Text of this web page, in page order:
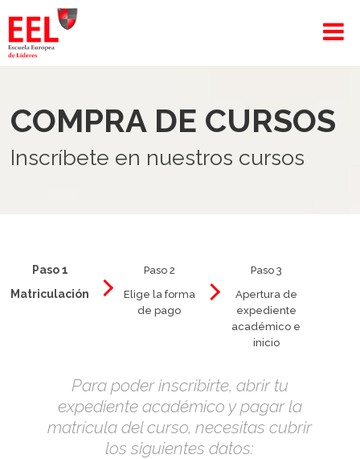
COMPRA DE CURSOS
Inscríbete en nuestros cursos
Paso 1
Matriculación
Paso 2
Elige la forma
de pago
Paso 3
Apertura de
expediente
académico e
inicio
Para poder inscribirte, abrir tu
expediente académico y pagar la
matrícula del curso, necesitas cubrir
los siguientes datos: